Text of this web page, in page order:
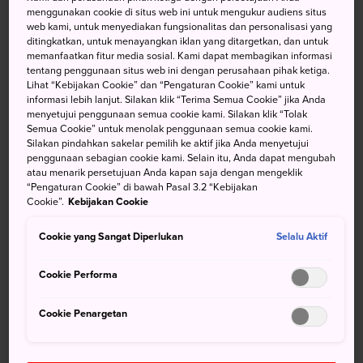
Waktu bagaikan berhenti berputar di Danau Mashu yang
jernih, sebuah danau kaldera diTaman Nasional Akan-
Mashu
. Dengan perairannya yang berwarna biru gelap
dan dinding kawah yang terjal, tempat ini benar-benar
istimewa untuk dikunjungi.
Jangan Lewatkan
pengamatan
Jalur pendakian indah di sekitar danau
menggunakan cookie di situs web ini untuk mengukur audiens situs
web kami, untuk menyediakan fungsionalitas dan personalisasi yang
ditingkatkan, untuk menayangkan iklan yang ditargetkan, dan untuk
memanfaatkan fitur media sosial. Kami dapat membagikan informasi
tentang penggunaan situs web ini dengan perusahaan pihak ketiga.
Lihat “Kebijakan Cookie” dan “Pengaturan Cookie” kami untuk
informasi lebih lanjut. Silakan klik “Terima Semua Cookie” jika Anda
menyetujui penggunaan semua cookie kami. Silakan klik “Tolak
Semua Cookie” untuk menolak penggunaan semua cookie kami.
Silakan pindahkan sakelar pemilih ke aktif jika Anda menyetujui
penggunaan sebagian cookie kami. Selain itu, Anda dapat mengubah
atau menarik persetujuan Anda kapan saja dengan mengeklik
“Pengaturan Cookie” di bawah Pasal 3.2 “Kebijakan
Cookie”. Kebijakan Cookie
Cookie yang Sangat Diperlukan Selalu Aktif
Cookie Performa
Cookie Penargetan